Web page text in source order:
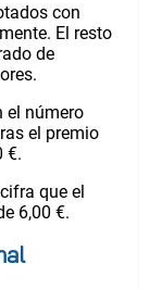
con
El resto
de
el número
el premio
€.
que el
6,00 €.